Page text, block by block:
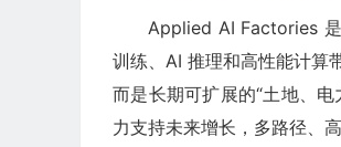
Applied AI Factories
训练、AI 推理和高性能计算
而是长期可扩展的“土地、
力支持未来增长，多路径、